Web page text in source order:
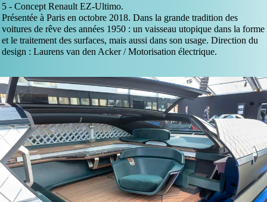
5 -Concept Renault EZ-Ultimo.
Présentée à Paris en octobre 2018. Dans la grande tradition des
voitures de rêve des années 1950 : un vaisseau utopique dans la forme
et le traitement des surfaces, mais aussi dans son usage. Direction du
design : Laurens van den Acker / Motorisation électrique.